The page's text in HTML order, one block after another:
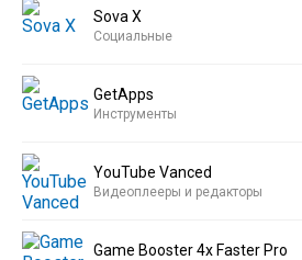
Sova X
Социальные
GetApps
Инструменты
YouTube Vanced
Видеоплееры и редакторы
Game Booster 4x Faster Pro